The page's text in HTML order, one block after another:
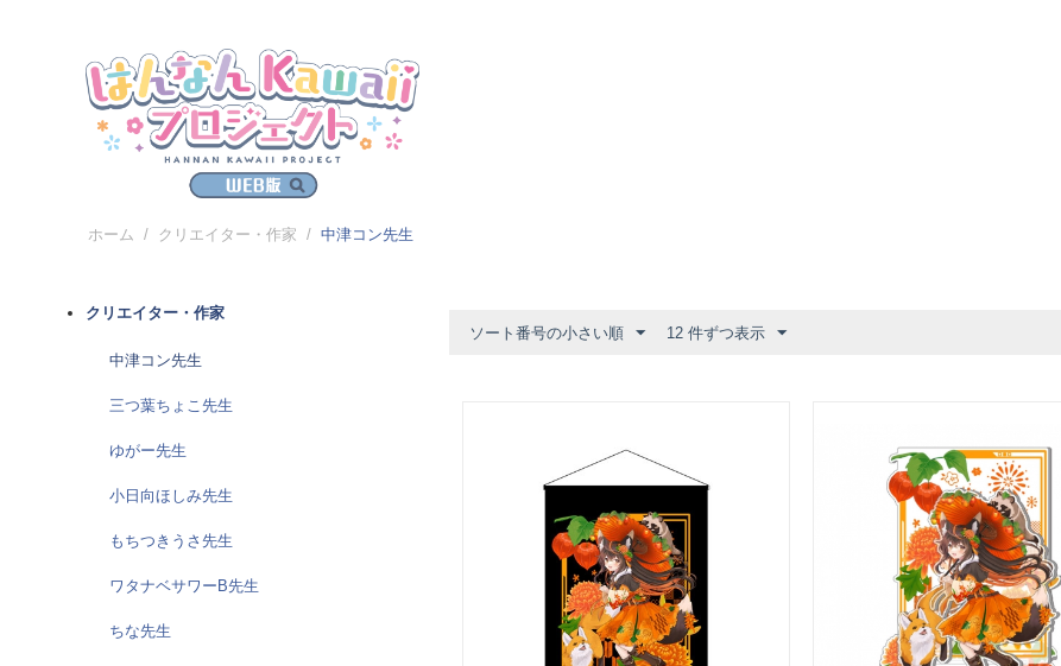
ホーム / クリエイター・作家 / 中津コン先生
クリエイター・作家
中津コン先生
三つ葉ちょこ先生
ゆがー先生
小日向ほしみ先生
もちつきうさ先生
ワタナベサワーB先生
ちな先生
ソート番号の小さい順 12 件ずつ表示